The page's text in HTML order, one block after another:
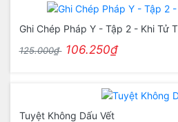
Ghi Chép Pháp Y - Tập 2 - Khi Tử
125.000₫ 106.250₫
Tuyệt Không Dấu Vết